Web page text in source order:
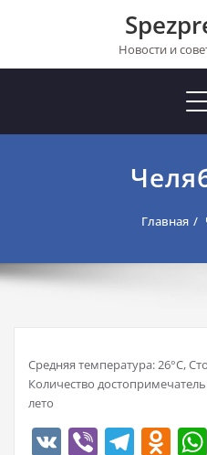
Новости и
Главная
Средняя температура: 26°C,
Количество
лето
VK Viber